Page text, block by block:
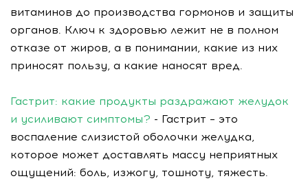
витаминов до производства гормонов и защиты
органов. Ключ к здоровью лежит не в полном
отказе от жиров, а в понимании, какие из них
приносят пользу, а какие наносят вред.
Гастрит: какие продукты раздражают желудок
и усиливают симптомы? - Гастрит – это
воспаление слизистой оболочки желудка,
которое может доставлять массу неприятных
ощущений: боль, изжогу, тошноту, тяжесть.